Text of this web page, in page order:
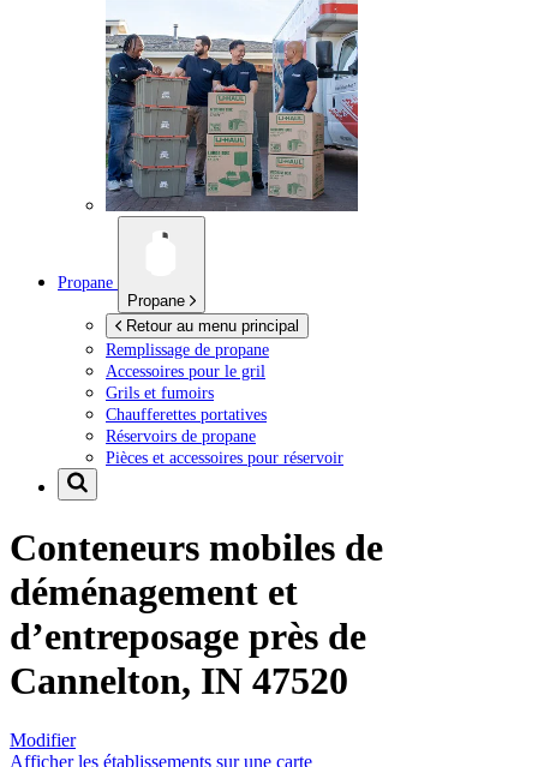
Propane
Propane
Retour au menu principal
Remplissage de propane
Accessoires pour le gril
Grils et fumoirs
Chaufferettes portatives
Réservoirs de propane
Pièces et accessoires pour réservoir
Conteneurs mobiles de
déménagement et
d’entreposage près de
Cannelton, IN 47520
Modifier
Afficher les établissements sur une carte